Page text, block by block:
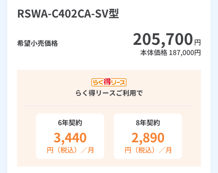
簡単プラン診断
「カワック・ミストカワック」
乾太くん
ガス栓の増設 プラスライン
ルームエアコン
スマイルーフ
エコキュート
リノベーション「マイリノ」
ハウスクリーニング
RSWA-C402CA-SV型
希望小売価格 205,700 円
本体価格 187,000円
らく得リースご利用で
6年契約
3,440
円（税込）／月
8年契約
2,890
円（税込）／月